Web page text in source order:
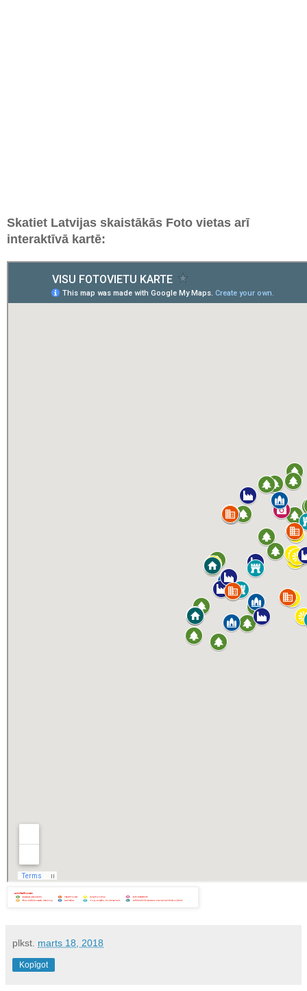
Skatiet Latvijas skaistākās Foto vietas arī
interaktīvā kartē:
plkst. marts 18, 2018
Kopīgot